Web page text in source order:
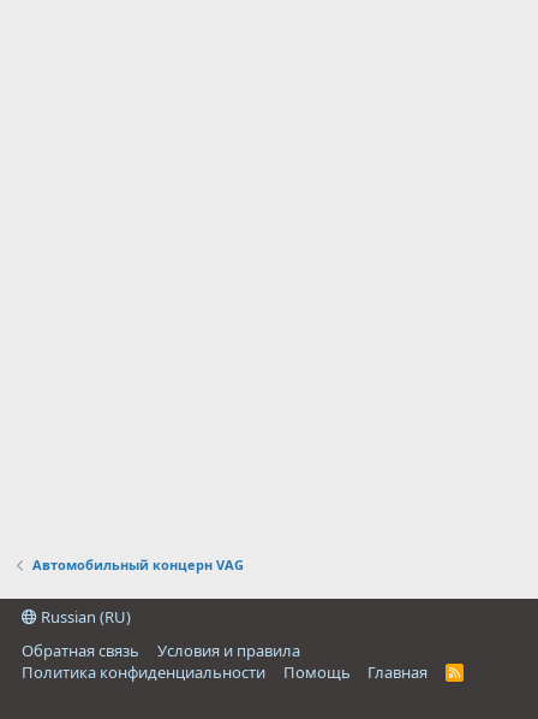
Автомобильный концерн VAG
Russian (RU)
Обратная связь
Условия и правила
Политика конфиденциальности
Помощь Главная
R